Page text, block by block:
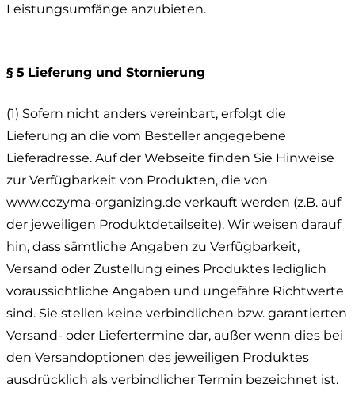
Leistungsumfänge anzubieten.
§ 5 Lieferung und Stornierung
(1) Sofern nicht anders vereinbart, erfolgt die
Lieferung an die vom Besteller angegebene
Lieferadresse. Auf der Webseite finden Sie Hinweise
zur Verfügbarkeit von Produkten, die von
www.cozyma-organizing.de verkauft werden (z.B. auf
der jeweiligen Produktdetailseite). Wir weisen darauf
hin, dass sämtliche Angaben zu Verfügbarkeit,
Versand oder Zustellung eines Produktes lediglich
voraussichtliche Angaben und ungefähre Richtwerte
sind. Sie stellen keine verbindlichen bzw. garantierten
Versand- oder Liefertermine dar, außer wenn dies bei
den Versandoptionen des jeweiligen Produktes
ausdrücklich als verbindlicher Termin bezeichnet ist.